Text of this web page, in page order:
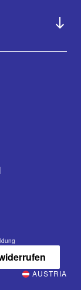
AUSTRIA